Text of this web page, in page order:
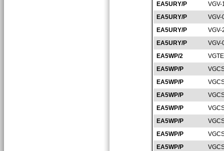
EA5URY/P
VGV-
EA5URY/P
VGV-
EA5URY/P
VGV-
EA5URY/P
VGV-
EA5WP/2
EA5WP/P
EA5WP/P
EA5WP/P
EA5WP/P
EA5WP/P
EA5WP/P
EA5WP/P